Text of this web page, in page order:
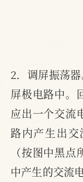
2．调屏振荡
屏极电路中。
应出一个交流
路内产生出
（按图中黑
中产生的交流